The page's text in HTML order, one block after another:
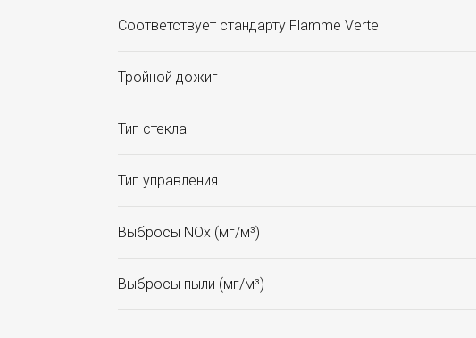
Соответствует стандарту Flamme Verte
Тройной дожиг
Тип стекла
Тип управления
Выбросы NOx (мг/м³)
Выбросы пыли (мг/м³)